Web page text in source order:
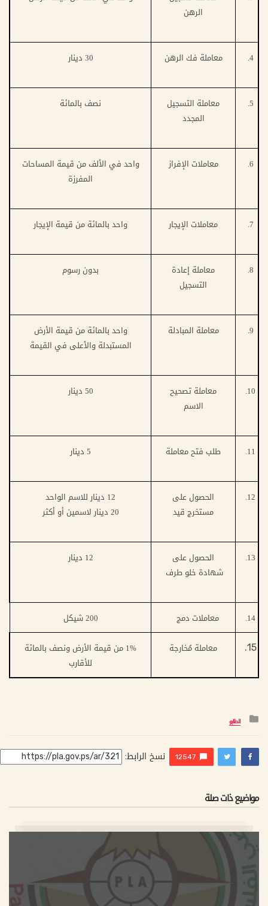
الرهن
4. معاملة فك الرهن 30 دينار
5.
معاملة التسجيل
المجدد
نصف بالمائة
6. معاملات الإفراز
واحد في الألف من قيمة المساحات
المفرزة
7. معاملات الإيجار واحد بالمائة من قيمة الإيجار
8.
معاملة إعادة
التسجيل
بدون رسوم
9. معاملة المبادلة
واحد بالمائة من قيمة الأرض
المستبدلة والأعلى في القيمة
10.
معاملة تصحيح
الاسم
50 دينار
11. طلب فتح معاملة 5 دينار
12.
الحصول على
مستخرج قيد
12 دينار للاسم الواحد
20 دينار لاسمين أو أكثر
13.
الحصول على
شهادة خلو طرف
12 دينار
14. معاملات دمج 200 شيكل
15. معاملة مُخارجة
1% من قيمة الأرض ونصف بالمائة
للأقارب
التصنيف
الطابو
12547 نسخ الرابط:
مواضيع ذات صلة